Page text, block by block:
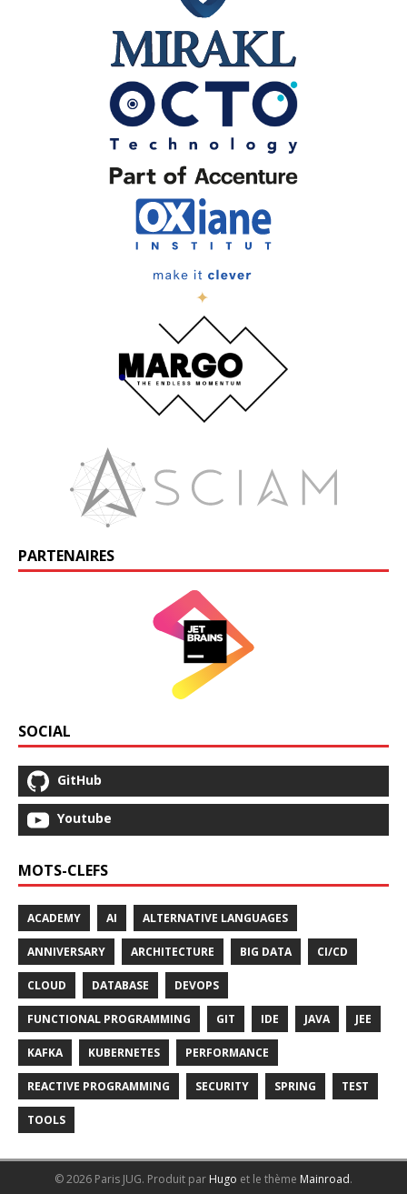
PARTENAIRES
SOCIAL
GitHub
Youtube
MOTS-CLEFS
ACADEMY AI ALTERNATIVE LANGUAGES
ANNIVERSARY ARCHITECTURE BIG DATA CI/CD
CLOUD DATABASE DEVOPS
FUNCTIONAL PROGRAMMING GIT IDE JAVA JEE
KAFKA KUBERNETES PERFORMANCE
REACTIVE PROGRAMMING SECURITY SPRING TEST
TOOLS
© 2026 Paris JUG. Produit par Hugo et le thème Mainroad.